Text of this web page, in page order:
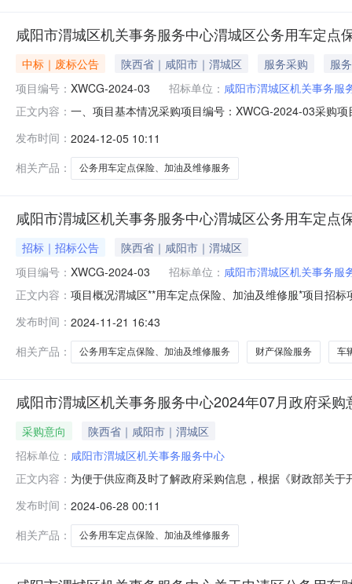
咸阳市渭城区机关事务服务中心渭城区公务用车定点
中标｜废标公告 陕西省｜咸阳市｜渭城区 服务采购
服务
项目编号： XWCG-2024-03 招标单位： 咸阳市渭城区机关事务服
正文内容： 一、项目基本情况采购项目编号：XWCG-2024-03采购
购代理机构信息名称：渭城区政府采购中心地址：咸阳
发布时间： 2024-12-05 10:11
相关产品：
公务用车定点保险、加油及维修服务
咸阳市渭城区机关事务服务中心渭城区公务用车定点
招标｜招标公告
陕西省｜咸阳市｜渭城区
项目编号： XWCG-2024-03 招标单位： 咸阳市渭城区机关事务服
正文内容： 项目概况渭城区**用车定点保险、加油及维修服*项目招
采购需求：合同包1(渭城区**用车定点保险、加油及维修
发布时间： 2024-11-21 16:43
相关产品：
公务用车定点保险、加油及维修服务 财产保险服务 车
咸阳市渭城区机关事务服务中心2024年07月政府采购
采购意向
陕西省｜咸阳市｜渭城区
招标单位： 咸阳市渭城区机关事务服务中心
正文内容： 为便于供应商及时了解政府采购信息，根据《财政部关
政府集中采购服务；主要功能或目标:保障我区各单位正
需满足的要求:满足我区公
发布时间： 2024-06-28 00:11
相关产品：
公务用车定点保险、加油及维修服务